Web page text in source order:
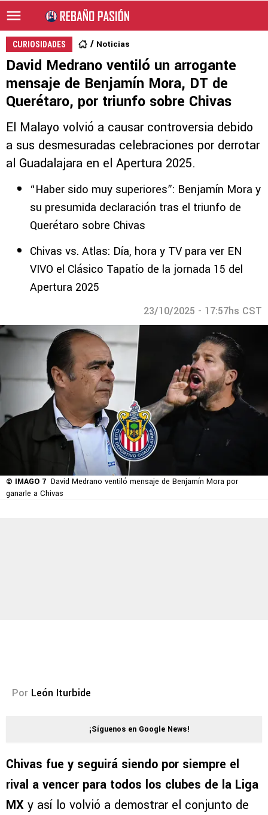
CURIOSIDADES Noticias
David Medrano ventiló un arrogante
mensaje de Benjamín Mora, DT de
Querétaro, por triunfo sobre Chivas
El Malayo volvió a causar controversia debido
a sus desmesuradas celebraciones por derrotar
al Guadalajara en el Apertura 2025.
“Haber sido muy superiores”: Benjamín Mora y
su presumida declaración tras el triunfo de
Querétaro sobre Chivas
Chivas vs. Atlas: Día, hora y TV para ver EN
VIVO el Clásico Tapatío de la jornada 15 del
Apertura 2025
23/10/2025 - 17:57hs CST
© IMAGO 7 David Medrano ventiló mensaje de Benjamín Mora por
ganarle a Chivas
Por León Iturbide
¡Síguenos en Google News!
Chivas fue y seguirá siendo por siempre el
rival a vencer para todos los clubes de la Liga
MX y así lo volvió a demostrar el conjunto de